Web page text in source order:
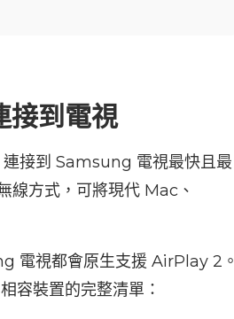
到電視
接到 Samsung 電視最快且最
線方式，可將現代 Mac、
電視都會原生支援 AirPlay 2。
容裝置的完整清單：